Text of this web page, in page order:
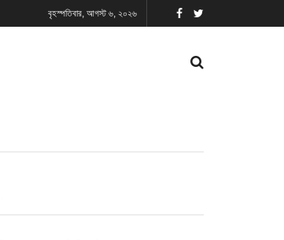
বৃহস্পতিবার, আগস্ট ৬, ২০২৬